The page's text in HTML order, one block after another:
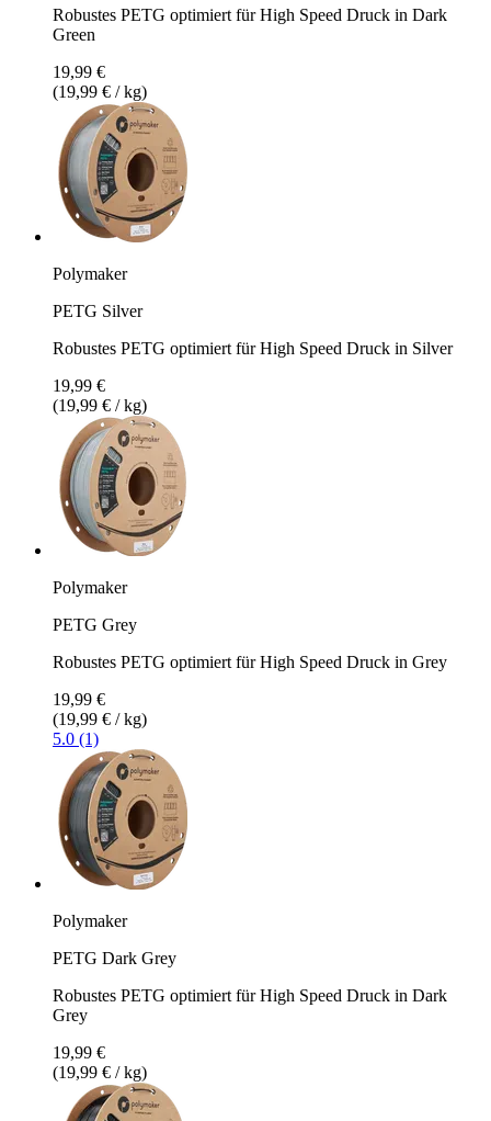
Robustes PETG optimiert für High Speed Druck in Dark
Green
19,99 €
(19,99 € / kg)
Polymaker
PETG Silver
Robustes PETG optimiert für High Speed Druck in Silver
19,99 €
(19,99 € / kg)
Polymaker
PETG Grey
Robustes PETG optimiert für High Speed Druck in Grey
19,99 €
(19,99 € / kg)
5.0 (1)
Polymaker
PETG Dark Grey
Robustes PETG optimiert für High Speed Druck in Dark
Grey
19,99 €
(19,99 € / kg)